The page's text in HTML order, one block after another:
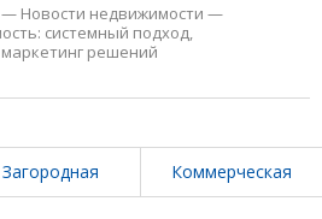
— Новости недвижимости —
системный подход,
решений
Загородная Коммерческая